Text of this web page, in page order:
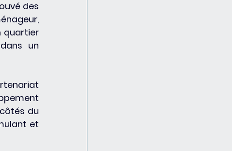
des
quartier
un
du
et